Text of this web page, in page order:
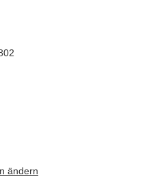
ändern